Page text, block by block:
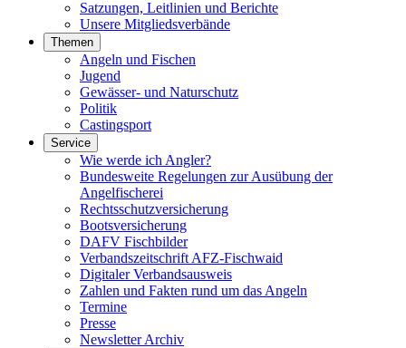
Satzungen, Leitlinien und Berichte
Unsere Mitgliedsverbände
Themen
Angeln und Fischen
Jugend
Gewässer- und Naturschutz
Politik
Castingsport
Service
Wie werde ich Angler?
Bundesweite Regelungen zur Ausübung der
Angelfischerei
Rechtsschutzversicherung
Bootsversicherung
DAFV Fischbilder
Verbandszeitschrift AFZ-Fischwaid
Digitaler Verbandsausweis
Zahlen und Fakten rund um das Angeln
Termine
Presse
Newsletter Archiv